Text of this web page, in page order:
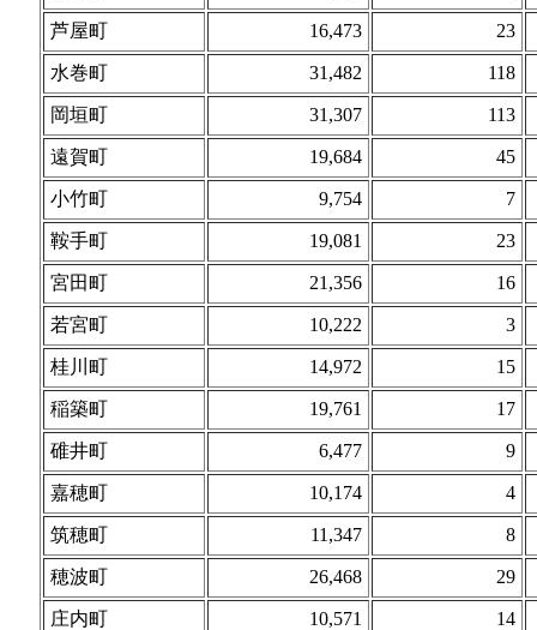
芦屋町 16,473 23
水巻町 31,482 118
岡垣町 31,307 113
遠賀町 19,684 45
小竹町 9,754 7
鞍手町 19,081 23
宮田町 21,356 16
若宮町 10,222 3
桂川町 14,972 15
稲築町 19,761 17
碓井町 6,477 9
嘉穂町 10,174 4
筑穂町 11,347 8
穂波町 26,468 29
庄内町 10,571 14